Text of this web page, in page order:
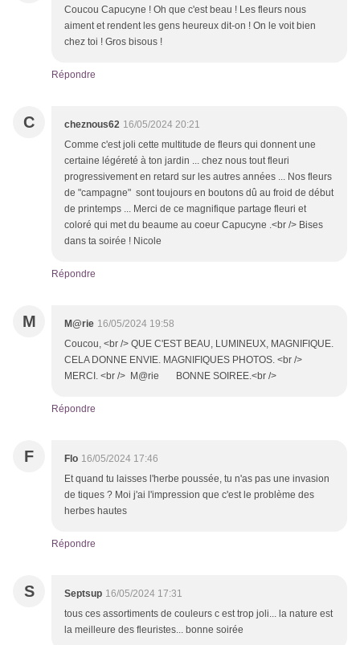
Coucou Capucyne ! Oh que c'est beau ! Les fleurs nous
aiment et rendent les gens heureux dit-on ! On le voit bien
chez toi ! Gros bisous !
Répondre
C cheznous62 16/05/2024 20:21
Comme c'est joli cette multitude de fleurs qui donnent une
certaine légéreté à ton jardin ... chez nous tout fleuri
progressivement en retard sur les autres années ... Nos fleurs
de "campagne" sont toujours en boutons dû au froid de début
de printemps ... Merci de ce magnifique partage fleuri et
coloré qui met du beaume au coeur Capucyne .<br /> Bises
dans ta soirée ! Nicole
Répondre
M M@rie 16/05/2024 19:58
Coucou, <br /> QUE C'EST BEAU, LUMINEUX, MAGNIFIQUE.
CELA DONNE ENVIE. MAGNIFIQUES PHOTOS. <br />
MERCI. <br /> M@rie BONNE SOIREE.<br />
Répondre
F Flo 16/05/2024 17:46
Et quand tu laisses l'herbe poussée, tu n'as pas une invasion
de tiques ? Moi j'ai l'impression que c'est le problème des
herbes hautes
Répondre
S Septsup 16/05/2024 17:31
tous ces assortiments de couleurs c est trop joli... la nature est
la meilleure des fleuristes... bonne soirée